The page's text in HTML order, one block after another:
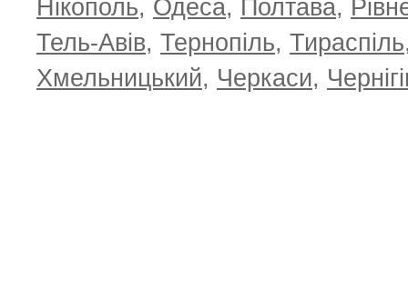
Нікополь, Одеса, Полтава,
Тель-Авів, Тернопіль, Тираспіль
Хмельницький, Черкаси,